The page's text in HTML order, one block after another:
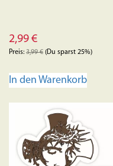
2,99 €
Preis: 3,99€ (Du sparst 25%)
In den Warenkorb